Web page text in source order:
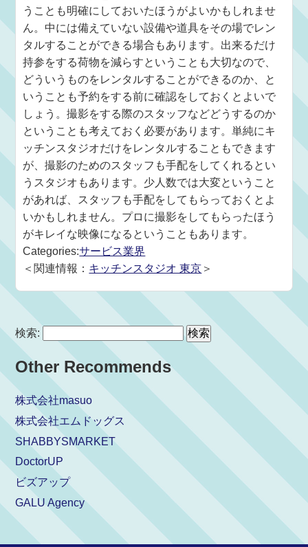
うことも明確にしておいたほうがよいかもしれませ
ん。中には備えていない設備や道具をその場でレン
タルすることができる場合もあります。出来るだけ
持参をする荷物を減らすということも大切なので、
どういうものをレンタルすることができるのか、と
いうことも予約をする前に確認をしておくとよいで
しょう。撮影をする際のスタッフなどどうするのか
ということも考えておく必要があります。単純にキ
ッチンスタジオだけをレンタルすることもできます
が、撮影のためのスタッフも手配をしてくれるとい
うスタジオもあります。少人数では大変ということ
があれば、スタッフも手配をしてもらっておくとよ
いかもしれません。プロに撮影をしてもらったほう
がキレイな映像になるということもあります。
Categories:サービス業界
＜関連情報： キッチンスタジオ 東京 ＞
検索:
Other Recommends
株式会社masuo
株式会社エムドッグス
SHABBYSMARKET
DoctorUP
ビズアップ
GALU Agency